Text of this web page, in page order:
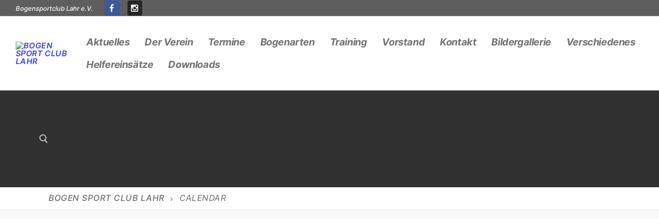
Inhalt
Bogensportclub Lahr e.V.
Aktuelles Der Verein Termine Bogenarten Training Vorstand Kontakt Bildergallerie
Verschiedenes
Helfereinsätze
Downloads
BOGEN SPORT CLUB LAHR
CALENDAR